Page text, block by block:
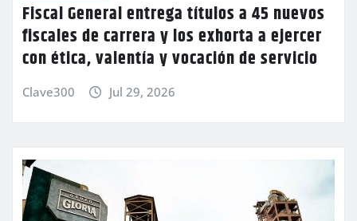
Fiscal General entrega títulos a 45 nuevos
fiscales de carrera y los exhorta a ejercer
con ética, valentía y vocación de servicio
Clave300 Jul 29, 2026